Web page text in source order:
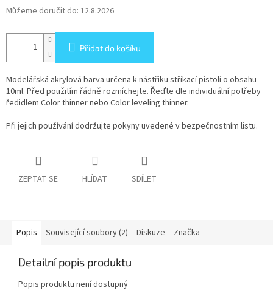
Můžeme doručit do: 12.8.2026
Přidat do košíku
Modelářská akrylová barva určena k nástřiku stříkací pistolí o obsahu
10ml. Před použitím řádně rozmíchejte. Řeďte dle individuální potřeby
ředidlem Color thinner nebo Color leveling thinner.
Při jejich používání dodržujte pokyny uvedené v bezpečnostním listu.
ZEPTAT SE HLÍDAT SDÍLET
Popis Související soubory (2) Diskuze Značka
Detailní popis produktu
Popis produktu není dostupný